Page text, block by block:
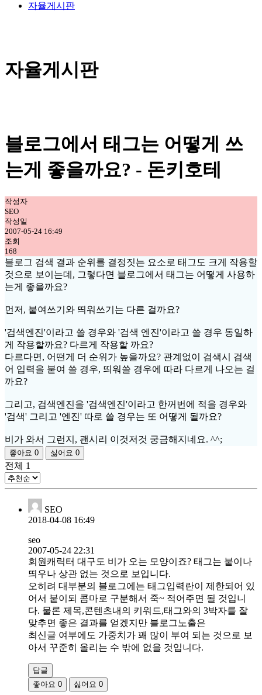
자율게시판
자율게시판
블로그에서 태그는 어떻게 쓰
는게 좋을까요? - 돈키호테
작성자
SEO
작성일
2007-05-24 16:49
조회
168
블로그 검색 결과 순위를 결정짓는 요소로 태그도 크게 작용할
것으로 보이는데, 그렇다면 블로그에서 태그는 어떻게 사용하
는게 좋을까요?
먼저, 붙여쓰기와 띄워쓰기는 다른 걸까요?
'검색엔진'이라고 쓸 경우와 '검색 엔진'이라고 쓸 경우 동일하
게 작용할까요? 다르게 작용할 까요?
다르다면, 어떤게 더 순위가 높을까요? 관계없이 검색시 검색
어 입력을 붙여 쓸 경우, 띄워쓸 경우에 따라 다르게 나오는 걸
까요?
그리고, 검색엔진을 '검색엔진'이라고 한꺼번에 적을 경우와
'검색' 그리고 '엔진' 따로 쓸 경우는 또 어떻게 될까요?
비가 와서 그런지, 괜시리 이것저것 궁금해지네요. ^^;
좋아요 0 싫어요 0
전체 1
SEO
2018-04-08 16:49
seo
2007-05-24 22:31
회원캐릭터 대구도 비가 오는 모양이죠? 태그는 붙이나
띄우나 상관 없는 것으로 보입니다.
오히려 대부분의 블로그에는 태그입력란이 제한되어 있
어서 붙이되 콤마로 구분해서 죽~ 적어주면 될 것입니
다. 물론 제목,콘텐츠내의 키워드,태그와의 3박자를 잘
맞추면 좋은 결과를 얻겠지만 블로그노출은
최신글 여부에도 가중치가 꽤 많이 부여 되는 것으로 보
아서 꾸준히 올리는 수 밖에 없을 것입니다.
답글
좋아요 0 싫어요 0